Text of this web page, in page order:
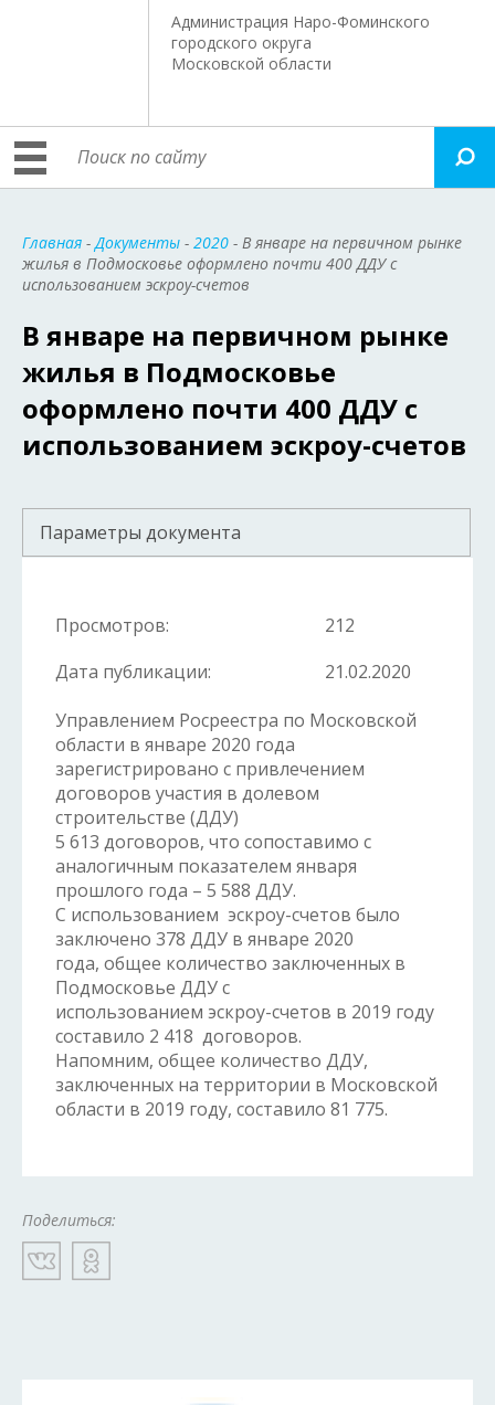
Администрация Наро-Фоминского
городского округа
Московской области
Главная -Документы - 2020 - В январе на первичном рынке
жилья в Подмосковье оформлено почти 400 ДДУ с
использованием эскроу-счетов
В январе на первичном рынке
жилья в Подмосковье
оформлено почти 400 ДДУ с
использованием эскроу-счетов
Параметры документа
Просмотров:
212
Дата публикации:
21.02.2020
Управлением Росреестра по Московской
области в январе 2020 года
зарегистрировано с привлечением
договоров участия в долевом
строительстве (ДДУ)
5 613 договоров, что сопоставимо с
аналогичным показателем января
прошлого года – 5 588 ДДУ.
С использованием эскроу-счетов было
заключено 378 ДДУ в январе 2020
года, общее количество заключенных в
Подмосковье ДДУ с
использованием эскроу-счетов в 2019 году
составило 2 418 договоров.
Напомним, общее количество ДДУ,
заключенных на территории в Московской
области в 2019 году, составило 81 775.
Поделиться: